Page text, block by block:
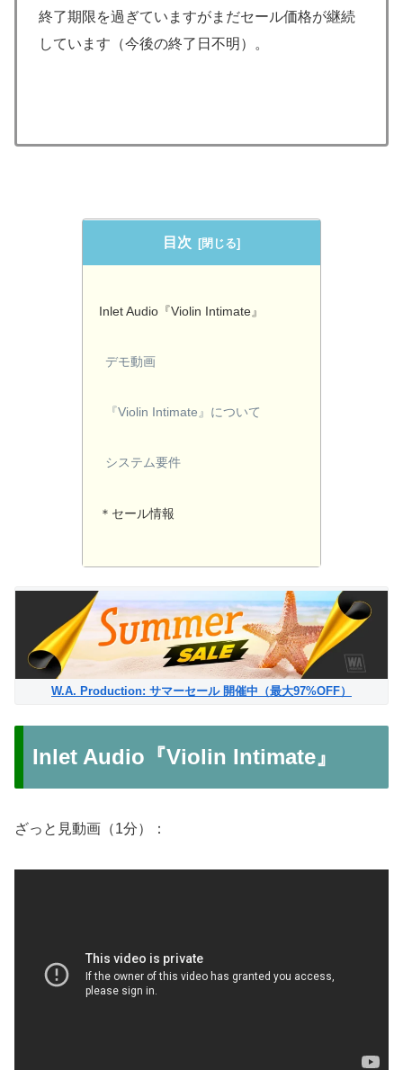
終了期限を過ぎていますがまだセール価格が継続
しています（今後の終了日不明）。
目次
Inlet Audio『Violin Intimate』
デモ動画
『Violin Intimate』について
システム要件
＊セール情報
W.A. Production: サマーセール 開催中（最大97%OFF）
Inlet Audio『Violin Intimate』
ざっと見動画（1分）：